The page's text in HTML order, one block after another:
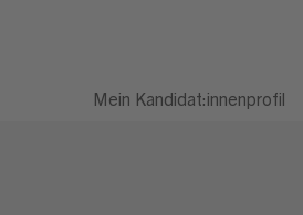
Mein Kandidat:innenprofil